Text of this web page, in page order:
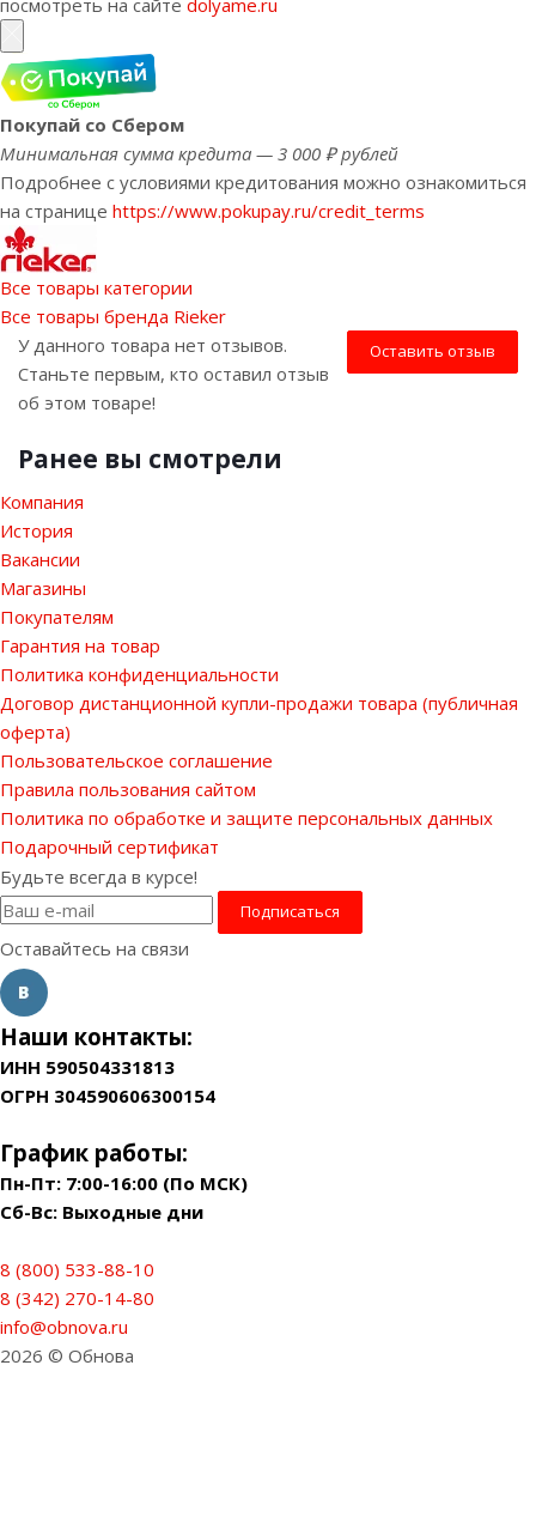
Покупай со Сбером
Минимальная сумма кредита — 3 000 ₽ рублей
Подробнее с условиями кредитования можно ознакомиться
на странице https://www.pokupay.ru/credit_terms
Все товары категории
Все товары бренда Rieker
Оставить отзыв
У данного товара нет отзывов.
Станьте первым, кто оставил отзыв
об этом товаре!
Ранее вы смотрели
Компания
История
Вакансии
Магазины
Покупателям
Гарантия на товар
Политика конфиденциальности
Договор дистанционной купли-продажи товара (публичная
оферта)
Пользовательское соглашение
Правила пользования сайтом
Политика по обработке и защите персональных данных
Подарочный сертификат
Будьте всегда в курсе!
Оставайтесь на связи
Наши контакты:
ИНН 590504331813
ОГРН 304590606300154
График работы:
Пн-Пт: 7:00-16:00 (По МСК)
Сб-Вс: Выходные дни
8 (800) 533-88-10
8 (342) 270-14-80
info@obnova.ru
2026 © Обнова